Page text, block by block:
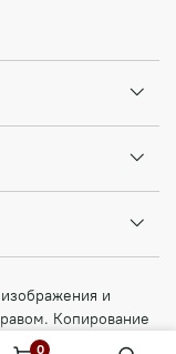
0
и
Копирование